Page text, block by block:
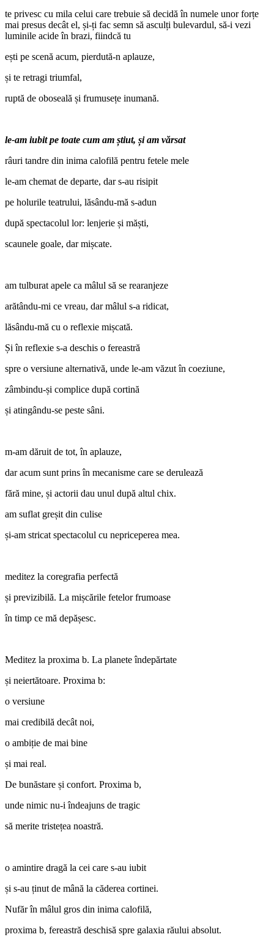
te privesc cu mila celui care trebuie să decidă în numele unor forțe
mai presus decât el, și-ți fac semn să asculți bulevardul, să-i vezi
luminile acide în brazi, fiindcă tu
ești pe scenă acum, pierdută-n aplauze,
și te retragi triumfal,
ruptă de oboseală și frumusețe inumană.
le-am iubit pe toate cum am știut, și am vărsat
râuri tandre din inima calofilă pentru fetele mele
le-am chemat de departe, dar s-au risipit
pe holurile teatrului, lăsându-mă s-adun
după spectacolul lor: lenjerie și măști,
scaunele goale, dar mișcate.
am tulburat apele ca mâlul să se rearanjeze
arătându-mi ce vreau, dar mâlul s-a ridicat,
lăsându-mă cu o reflexie mișcată.
Și în reflexie s-a deschis o fereastră
spre o versiune alternativă, unde le-am văzut în coeziune,
zâmbindu-și complice după cortină
și atingându-se peste sâni.
m-am dăruit de tot, în aplauze,
dar acum sunt prins în mecanisme care se derulează
fără mine, și actorii dau unul după altul chix.
am suflat greșit din culise
și-am stricat spectacolul cu nepriceperea mea.
meditez la coregrafia perfectă
și previzibilă. La mișcările fetelor frumoase
în timp ce mă depășesc.
Meditez la proxima b. La planete îndepărtate
și neiertătoare. Proxima b:
o versiune
mai credibilă decât noi,
o ambiție de mai bine
și mai real.
De bunăstare și confort. Proxima b,
unde nimic nu-i îndeajuns de tragic
să merite tristețea noastră.
o amintire dragă la cei care s-au iubit
și s-au ținut de mână la căderea cortinei.
Nufăr în mâlul gros din inima calofilă,
proxima b, fereastră deschisă spre galaxia răului absolut.